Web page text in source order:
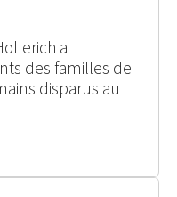
a
des familles de
disparus au